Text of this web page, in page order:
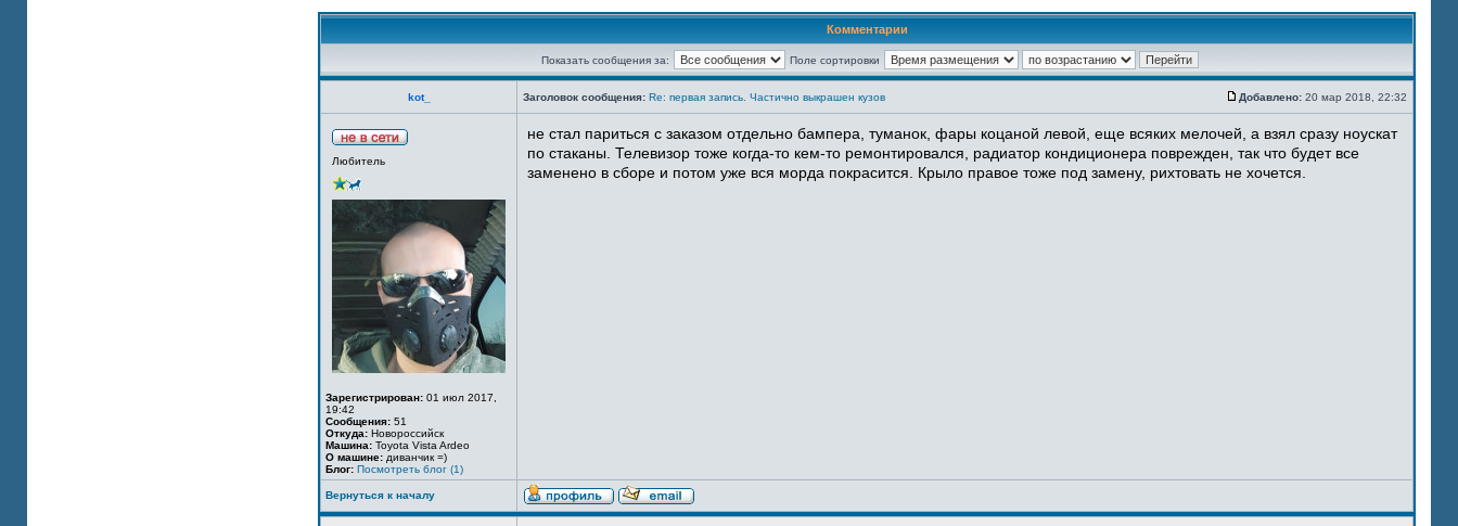
Комментарии
Показать сообщения за: Поле сортировки
kot_ Заголовок сообщения: Re: первая запись. Частично выкрашен кузов Добавлено: 20 мар 2018, 22:32
Любитель
Зарегистрирован: 01 июл 2017,
19:42
Сообщения: 51
Откуда: Новороссийск
Машина: Toyota Vista Ardeo
О машине: диванчик =)
Блог: Посмотреть блог (1)
не стал париться с заказом отдельно бампера, туманок, фары коцаной левой, еще всяких мелочей, а взял сразу ноускат
по стаканы. Телевизор тоже когда-то кем-то ремонтировался, радиатор кондиционера поврежден, так что будет все
заменено в сборе и потом уже вся морда покрасится. Крыло правое тоже под замену, рихтовать не хочется.
Вернуться к началу